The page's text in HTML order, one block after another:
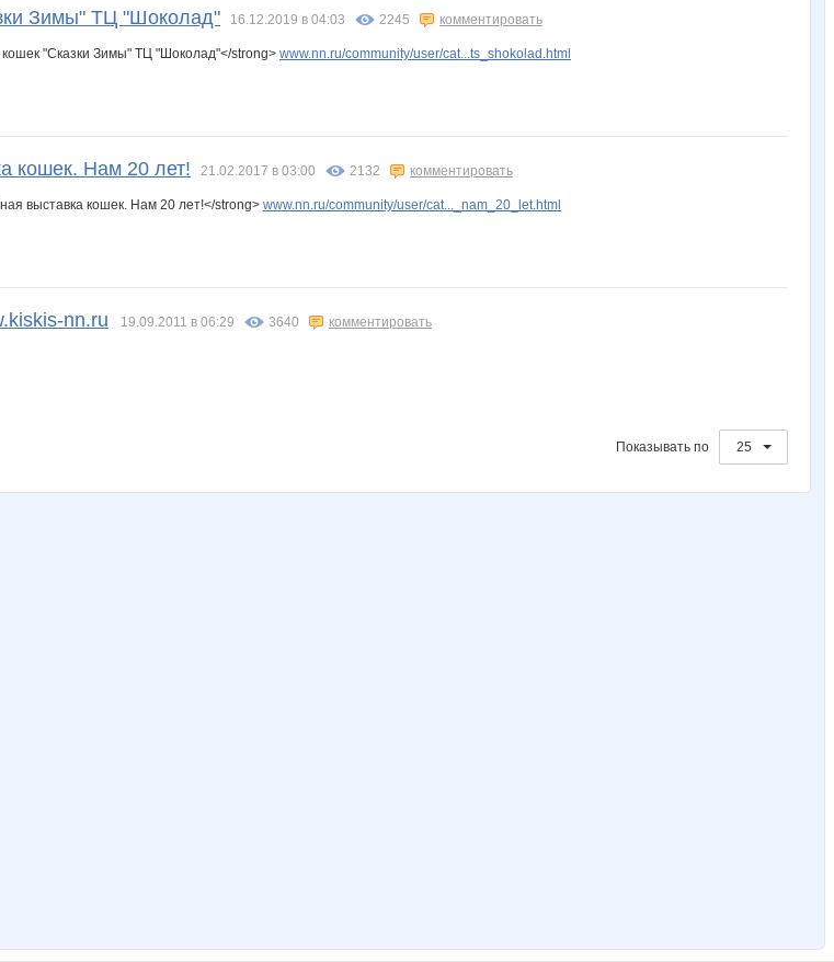
Зимы" ТЦ "Шоколад" 16.12.2019 в 04:03 2245 комментировать
"Сказки Зимы" ТЦ "Шоколад"</strong> www.nn.ru/community/user/cat...ts_shokolad.html
кошек. Нам 20 лет! 21.02.2017 в 03:00 2132 комментировать
выставка кошек. Нам 20 лет!</strong> www.nn.ru/community/user/cat..._nam_20_let.html
nn.ru 19.09.2011 в 06:29 3640 комментировать
25
Показывать по